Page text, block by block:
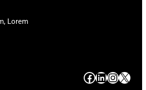
Lorem
# # # #